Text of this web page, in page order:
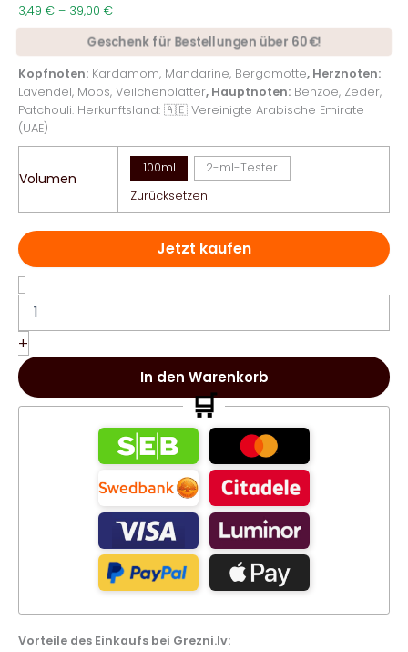
3,49 € – 39,00 €Preisspanne:
3,49 €
bis
Geschenk für Bestellungen über 60€!
Kopfnoten: Kardamom, Mandarine, Bergamotte, Herznoten:
Lavendel, Moos, Veilchenblätter, Hauptnoten: Benzoe, Zeder,
Patchouli. Herkunftsland: 🇦🇪 Vereinigte Arabische Emirate
(UAE)
Volumen
100ml
2-ml-Tester
Zurücksetzen
Jetzt kaufen
-
Gold
100ml
EDP
Arabisches
für
Frauen
+
In den Warenkorb
🛒
Vorteile des Einkaufs bei Grezni.lv: